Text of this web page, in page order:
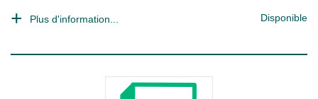
Plus d'information... Disponible